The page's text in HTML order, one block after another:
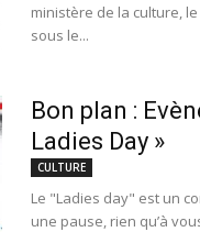
ministère de la culture,
sous le...
Bon plan :
Ladies Day »
CULTURE
Le "Ladies day" est un
une pause, rien qu’à